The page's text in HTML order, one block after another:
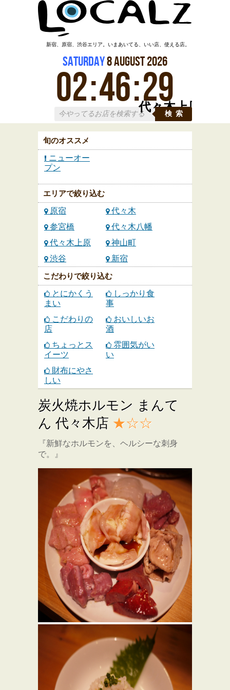
代々木上原
新宿、原宿、渋谷エリア。いまあいてる、いい店、使える店。
Saturday8August2026
02:46:30
検索
旬のオススメ
ニューオー
プン
エリアで絞り込む
原宿
代々木
参宮橋
代々木八幡
代々木上原
神山町
渋谷
新宿
こだわりで絞り込む
とにかくう
まい
しっかり食
事
こだわりの
店
おいしいお
酒
ちょっとス
イーツ
雰囲気がい
い
財布にやさ
しい
炭火焼ホルモン まんて
ん 代々木店 ★☆☆
『新鮮なホルモンを、ヘルシーな刺身
で。』